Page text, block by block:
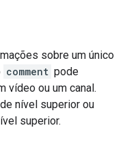
sobre um único
comment pode
vídeo ou um canal.
nível superior ou
superior.